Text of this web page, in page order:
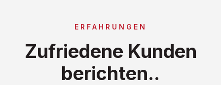
ERFAHRUNGEN
Zufriedene Kunden
berichten..